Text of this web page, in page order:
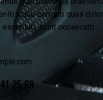
atque corrupti quos
scint occaecatti
25 69